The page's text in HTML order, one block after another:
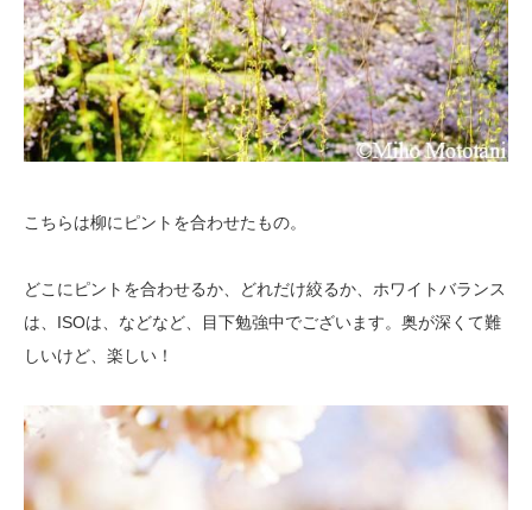
こちらは柳にピントを合わせたもの。
どこにピントを合わせるか、どれだけ絞るか、ホワイトバランス
は、ISOは、などなど、目下勉強中でございます。奥が深くて難
しいけど、楽しい！